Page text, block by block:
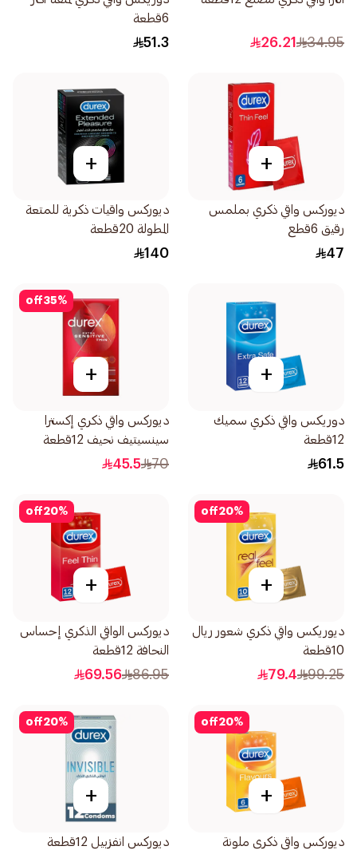
34.95
26.21
6قطعة
51.3
+
ديوركس واقي ذكري بملمس
رقيق 6قطع
47
+
ديوركس واقيات ذكرية للمتعة
المطولة 20قطعة
140
+
دوريكس واقي ذكري سميك
12قطعة
61.5
35%
off
+
ديوركس واقي ذكري إكسترا
سينسيتيف نحيف 12قطعة
70
45.5
20%
off
+
ديوريكس واقي ذكري شعور ريال
10قطعة
99.25
79.4
20%
off
+
ديوركس الواقي الذكري إحساس
النحافة 12قطعة
86.95
69.56
20%
off
+
ديوركس واقى ذكرى ملونة
20%
off
+
ديوركس انفزبيل 12قطعة